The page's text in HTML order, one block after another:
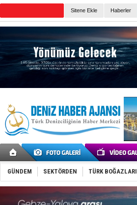
Sitene Ekle Haberler
GÜNDEM SEKTÖRDEN TÜRK BOĞAZLARI